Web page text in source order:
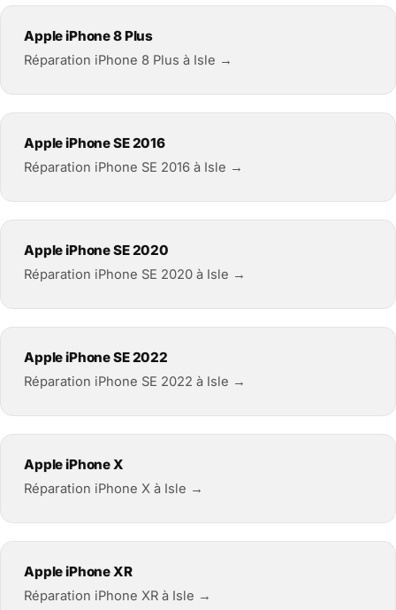
Apple iPhone 8 Plus
Réparation iPhone 8 Plus à Isle →
Apple iPhone SE 2016
Réparation iPhone SE 2016 à Isle →
Apple iPhone SE 2020
Réparation iPhone SE 2020 à Isle →
Apple iPhone SE 2022
Réparation iPhone SE 2022 à Isle →
Apple iPhone X
Réparation iPhone X à Isle →
Apple iPhone XR
Réparation iPhone XR à Isle →